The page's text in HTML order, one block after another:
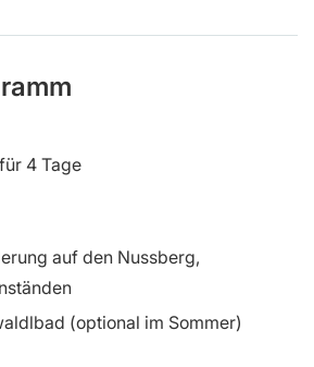
4 Tage
auf den Nussberg,
(optional im Sommer)